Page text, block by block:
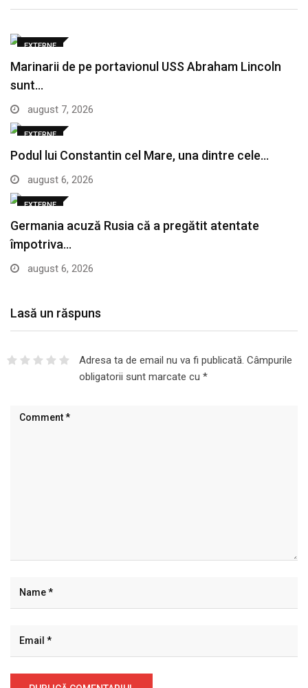
EXTERNE
Marinarii de pe portavionul USS Abraham Lincoln
sunt…
august 7, 2026
EXTERNE
Podul lui Constantin cel Mare, una dintre cele…
august 6, 2026
EXTERNE
Germania acuză Rusia că a pregătit atentate
împotriva…
august 6, 2026
Lasă un răspuns
Adresa ta de email nu va fi publicată. Câmpurile
obligatorii sunt marcate cu *